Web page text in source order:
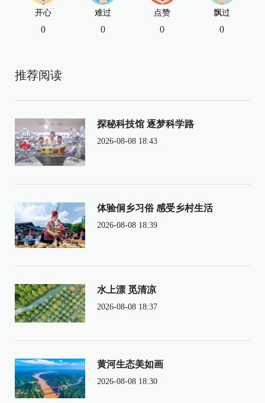
开心
0
难过
0
点赞
0
飘过
0
推荐阅读
探秘科技馆 逐梦科学路
2026-08-08 18:43
体验侗乡习俗 感受乡村生活
2026-08-08 18:39
水上漂 觅清凉
2026-08-08 18:37
黄河生态美如画
2026-08-08 18:30